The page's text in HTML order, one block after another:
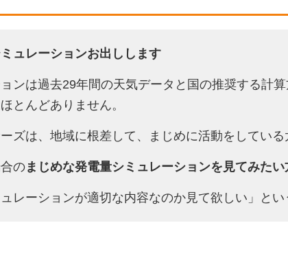
ュレーションお出しします
ンは過去29年間の天気データと国の推奨する計
とんどありません。
ズは、地域に根差して、まじめに活動をしてい
のまじめな発電量シミュレーションを見てみた
ュレーションが適切な内容なのか見て欲しい」とい